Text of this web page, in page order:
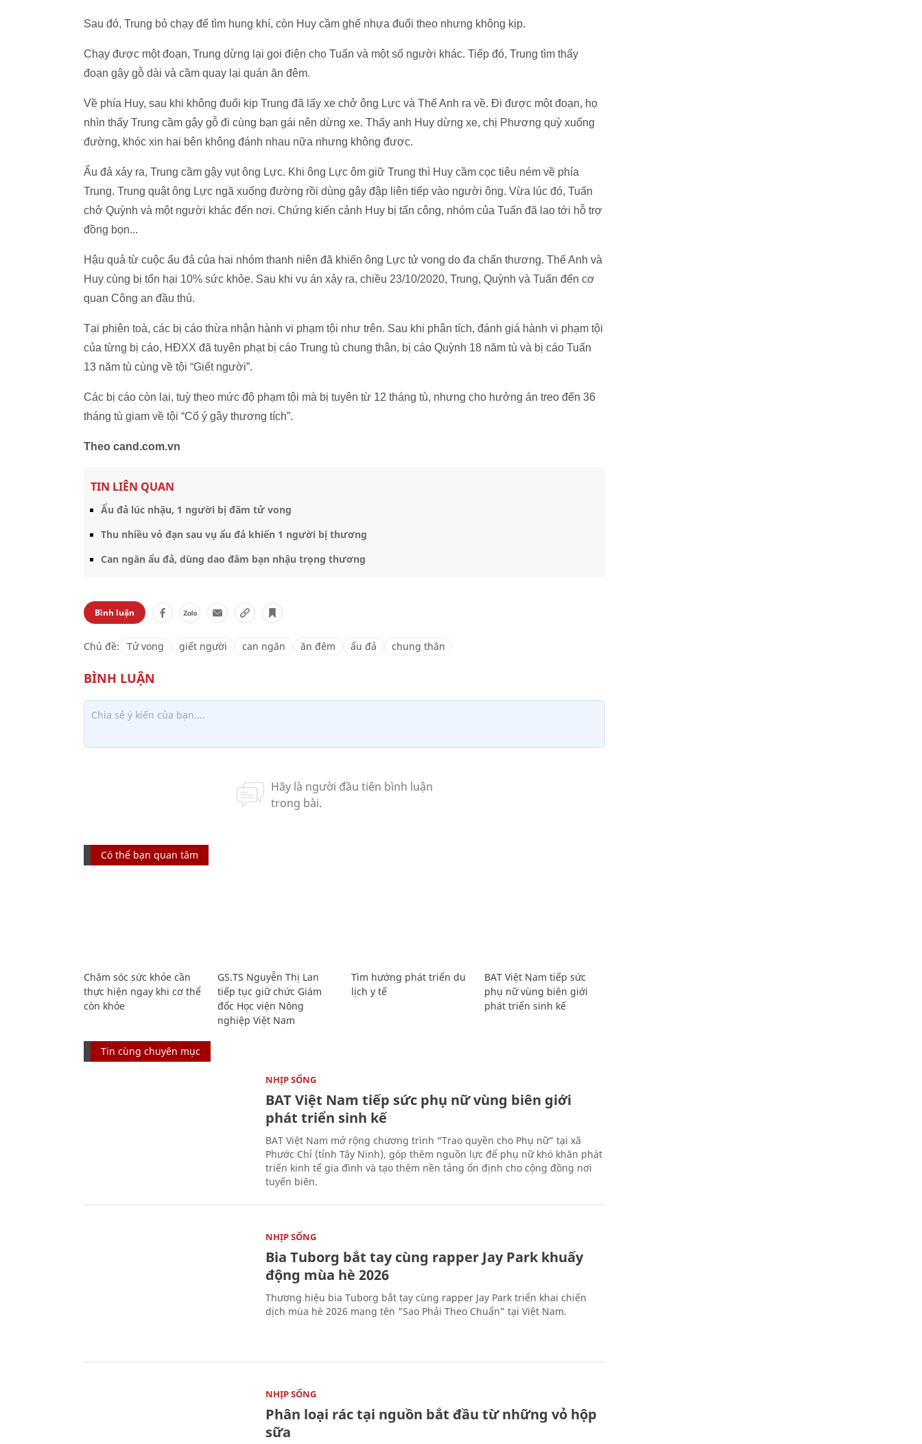
Sau đó, Trung bỏ chạy để tìm hung khí, còn Huy cầm ghế nhựa đuổi theo nhưng không kịp.
Chạy được một đoạn, Trung dừng lại gọi điện cho Tuấn và một số người khác. Tiếp đó, Trung tìm thấy
đoạn gậy gỗ dài và cầm quay lại quán ăn đêm.
Về phía Huy, sau khi không đuổi kịp Trung đã lấy xe chở ông Lực và Thế Anh ra về. Đi được một đoạn, họ
nhìn thấy Trung cầm gậy gỗ đi cùng bạn gái nên dừng xe. Thấy anh Huy dừng xe, chị Phương quỳ xuống
đường, khóc xin hai bên không đánh nhau nữa nhưng không được.
Ẩu đả xảy ra, Trung cầm gậy vụt ông Lực. Khi ông Lực ôm giữ Trung thì Huy cầm cọc tiêu ném về phía
Trung. Trung quật ông Lực ngã xuống đường rồi dùng gậy đập liên tiếp vào người ông. Vừa lúc đó, Tuấn
chở Quỳnh và một người khác đến nơi. Chứng kiến cảnh Huy bị tấn công, nhóm của Tuấn đã lao tới hỗ trợ
đồng bọn...
Hậu quả từ cuộc ẩu đả của hai nhóm thanh niên đã khiến ông Lực tử vong do đa chấn thương. Thế Anh và
Huy cùng bị tổn hại 10% sức khỏe. Sau khi vụ án xảy ra, chiều 23/10/2020, Trung, Quỳnh và Tuấn đến cơ
quan Công an đầu thú.
Tại phiên toà, các bị cáo thừa nhận hành vi phạm tội như trên. Sau khi phân tích, đánh giá hành vi phạm tội
của từng bị cáo, HĐXX đã tuyên phạt bị cáo Trung tù chung thân, bị cáo Quỳnh 18 năm tù và bị cáo Tuấn
13 năm tù cùng về tội “Giết người”.
Các bị cáo còn lại, tuỳ theo mức độ phạm tội mà bị tuyên từ 12 tháng tù, nhưng cho hưởng án treo đến 36
tháng tù giam về tội “Cố ý gây thương tích”.
Theo cand.com.vn
TIN LIÊN QUAN
Ẩu đả lúc nhậu, 1 người bị đâm tử vong
Thu nhiều vỏ đạn sau vụ ẩu đả khiến 1 người bị thương
Can ngăn ẩu đả, dùng dao đâm bạn nhậu trọng thương
Bình luận
Chủ đề: Tử vong giết người can ngăn ăn đêm ẩu đả chung thân
Có thể bạn quan tâm
Chăm sóc sức khỏe cần
thực hiện ngay khi cơ thể
còn khỏe
GS.TS Nguyễn Thị Lan
tiếp tục giữ chức Giám
đốc Học viện Nông
nghiệp Việt Nam
Tìm hướng phát triển du
lịch y tế
BAT Việt Nam tiếp sức
phụ nữ vùng biên giới
phát triển sinh kế
Tin cùng chuyên mục
NHỊP SỐNG
BAT Việt Nam tiếp sức phụ nữ vùng biên giới
phát triển sinh kế
BAT Việt Nam mở rộng chương trình “Trao quyền cho Phụ nữ” tại xã
Phước Chỉ (tỉnh Tây Ninh), góp thêm nguồn lực để phụ nữ khó khăn phát
triển kinh tế gia đình và tạo thêm nền tảng ổn định cho cộng đồng nơi
tuyến biên.
NHỊP SỐNG
Bia Tuborg bắt tay cùng rapper Jay Park khuấy
động mùa hè 2026
Thương hiệu bia Tuborg bắt tay cùng rapper Jay Park triển khai chiến
dịch mùa hè 2026 mang tên "Sao Phải Theo Chuẩn” tại Việt Nam.
NHỊP SỐNG
Phân loại rác tại nguồn bắt đầu từ những vỏ hộp
sữa